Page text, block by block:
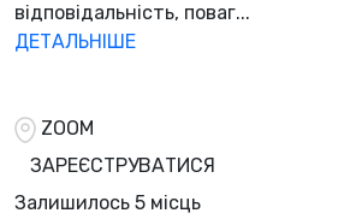
відповідальність, поваг...
ДЕТАЛЬНІШЕ
ZOOM
ЗАРЕЄСТРУВАТИСЯ
Залишилось 5 місць